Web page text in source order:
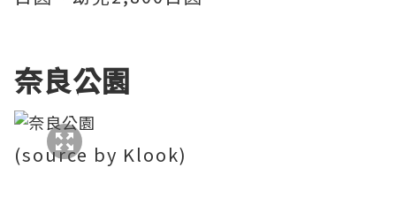
奈良公園
(source by Klook)